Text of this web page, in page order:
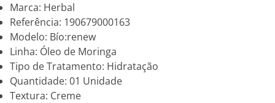
Marca: Herbal
Referência: 190679000163
Modelo: Bío:renew
Linha: Óleo de Moringa
Tipo de Tratamento: Hidratação
Quantidade: 01 Unidade
Textura: Creme